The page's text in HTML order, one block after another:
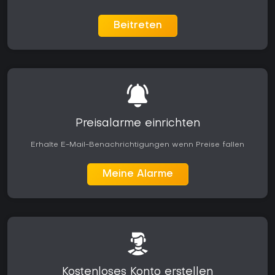
Beitreten
Preisalarme einrichten
Erhalte E-Mail-Benachrichtigungen wenn Preise fallen
Meine Alarme
Kostenloses Konto erstellen